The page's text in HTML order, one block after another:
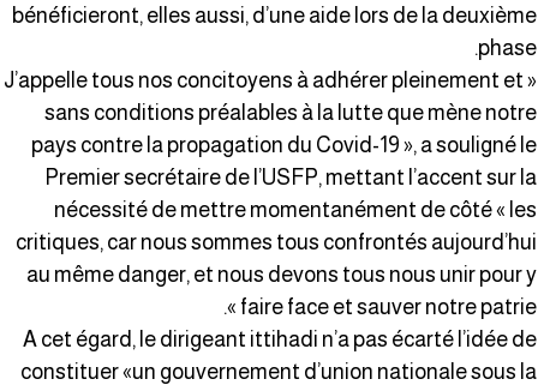
bénéficieront, elles aussi, d’une aide lors de la
« J’appelle tous nos concitoyens à adhérer pleinement et
sans conditions préalables à la lutte que mène
pays contre la propagation du Covid-19 », a souligné
Premier secrétaire de l’USFP, mettant l’accent sur
nécessité de mettre momentanément de côté «
critiques, car nous sommes tous confrontés
au même danger, et nous devons tous nous unir pour
faire face et sauver notre patrie
A cet égard, le dirigeant ittihadi n’a pas écarté l’idée
constituer «un gouvernement d’union nationale sous